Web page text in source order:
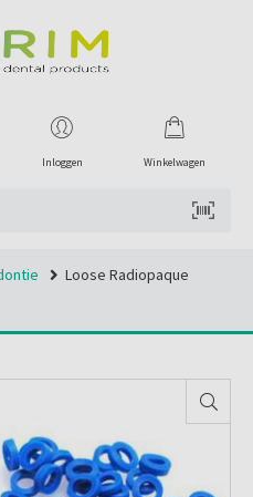
Winkelwagen
Inloggen
Loose Radiopaque